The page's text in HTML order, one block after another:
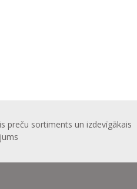
preču sortiments un izdevīgākais